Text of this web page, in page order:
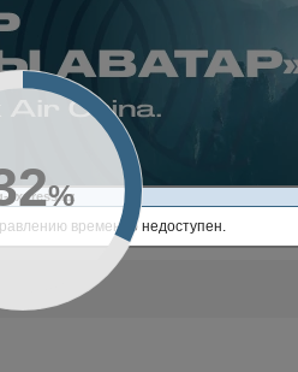
Ссылка на эту страницу
%
express.kz
временно недоступен.